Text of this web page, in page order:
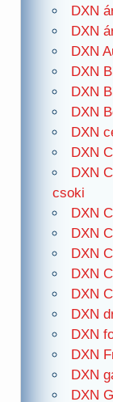
DXN
DXN
DXN
DXN
DXN
DXN
DXN
DXN
DXN
csoki
DXN
DXN
DXN
DXN
DXN
DXN
DXN
DXN
DXN
DXN